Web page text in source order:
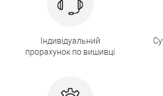
Індивідуальний
прорахунок по вишивці